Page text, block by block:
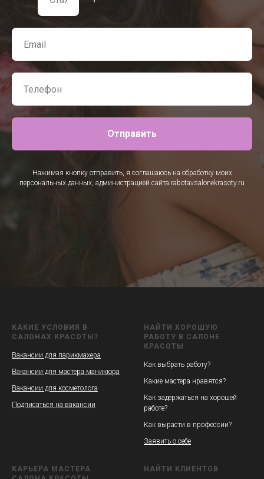
Отправить
Нажимая кнопку отправить, я соглашаюсь на обработку моих
персональных данных, администрацией сайта rabotavsalonekrasoty.ru
КАКИЕ УСЛОВИЯ В
САЛОНАХ КРАСОТЫ?
Вакансии для парикмахера
Вакансии для мастера маникюра
Вакансии для косметолога
Подписаться на вакансии
НАЙТИ ХОРОШУЮ
РАБОТУ В САЛОНЕ
КРАСОТЫ
Как выбрать работу?
Какие мастера нравятся?
Как задержаться на хорошей
работе?
Как вырасти в профессии?
Заявить о себе
КАРЬЕРА МАСТЕРА
НАЙТИ КЛИЕНТОВ